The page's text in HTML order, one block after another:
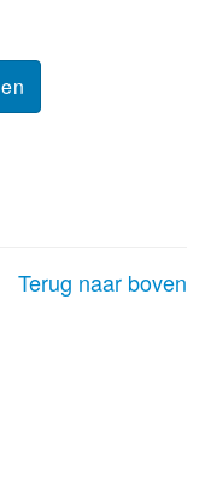
Terug naar boven